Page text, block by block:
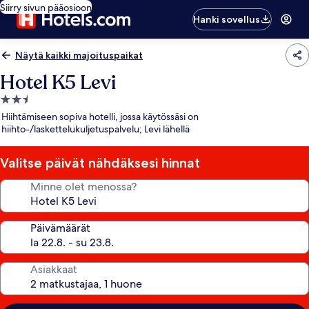
Siirry sivun pääosioon
Hanki sovellus
Näytä kaikki majoituspaikat
Hotel K5 Levi
2.5
tähden
majoituspaikka
Hiihtämiseen sopiva hotelli, jossa käytössäsi on
hiihto-/laskettelukuljetuspalvelu; Levi lähellä
Valitse päivät nähdäksesi hinnat
Minne olet menossa?
Päivämäärät
Asiakkaat